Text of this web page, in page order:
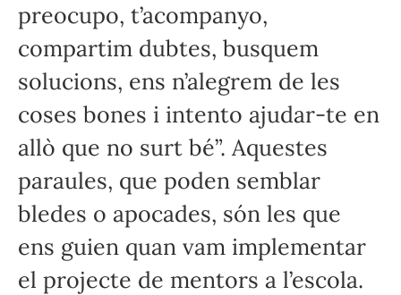
preocupo, t’acompanyo,
compartim dubtes, busquem
solucions, ens n’alegrem de les
coses bones i intento ajudar-te en
allò que no surt bé”. Aquestes
paraules, que poden semblar
bledes o apocades, són les que
ens guien quan vam implementar
el projecte de mentors a l’escola.